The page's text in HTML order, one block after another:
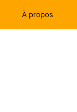
À propos